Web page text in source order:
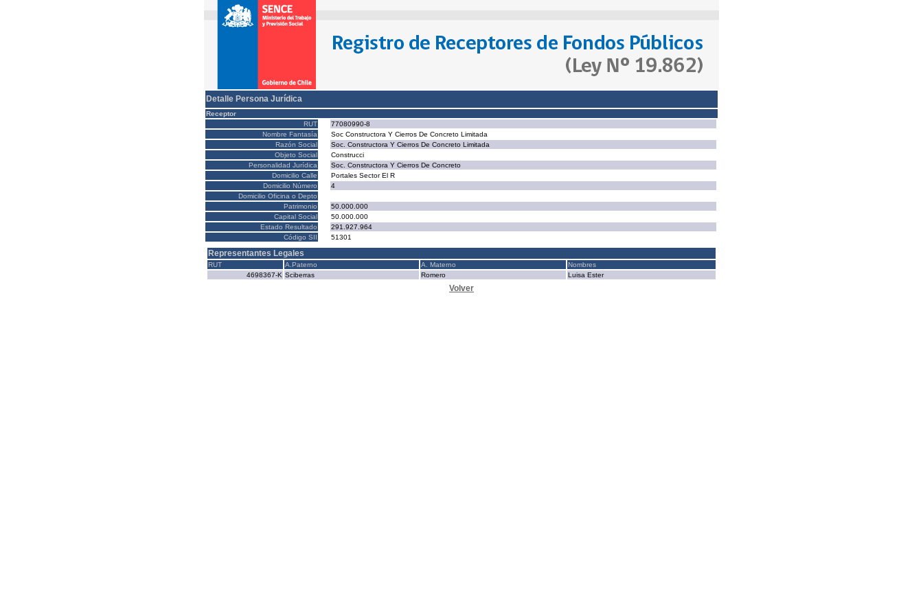
Detalle Persona Jurídica
Receptor
RUT
77080990-8
Nombre Fantasía
Soc Constructora Y Cierros De Concreto Limitada
Razón Social
Soc. Constructora Y Cierros De Concreto Limitada
Objeto Social
Construcci
Personalidad Jurídica
Soc. Constructora Y Cierros De Concreto
Domicilio Calle
Portales Sector El R
Domicilio Número
4
Domicilio Oficina o Depto
Patrimonio
50.000.000
Capital Social
50.000.000
Estado Resultado
291.927.964
Código SII
51301
Representantes Legales
RUT A.Paterno A. Materno
Nombres
4698367-K Sciberras Romero Luisa Ester
Volver